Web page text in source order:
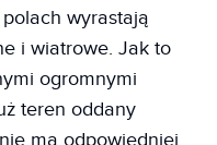
wyrastają
i wiatrowe. Jak to
ogromnymi
teren oddany
ma odpowiedniej